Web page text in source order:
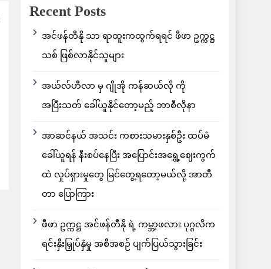
Recent Posts
အင်ဖန်တီနို သာ ရာထူးကထွက်ရရင် ဖီဖာ ဥက္ကဋ္ဌ
သစ် ဖြစ်လာနိုင်သူများ
အယ်လ်ဟီလာ မှ ဂျိုအို ကန်ဆယ်လို ကို
အပြီးသတ် ခေါ်ယူနိုင်တော့မည့် ဘာစီလိုနာ
အာဆင်နယ် အသင်း ကစားသမားနှစ်ဦး ထပ်မံ
ခေါ်ယူရန် နီးစပ်နေပြီး အပြောင်းအရွှေ့ဈေးကွက်
ထဲ လှုပ်ရှားမှုတွေ မြင်တွေ့ရတော့မယ်လို့ အာတီ
တာ ပြောကြား
ဖီဖာ ဥက္ကဋ္ဌ အင်ဖန်တီနို ရဲ့ ကမ္ဘာ့ဖလား ပုဂ္ဂလိက
ရင်းနှီးမြှုပ်နှံမှု အစီအစဉ် ပျက်ပြယ်သွားခြင်း